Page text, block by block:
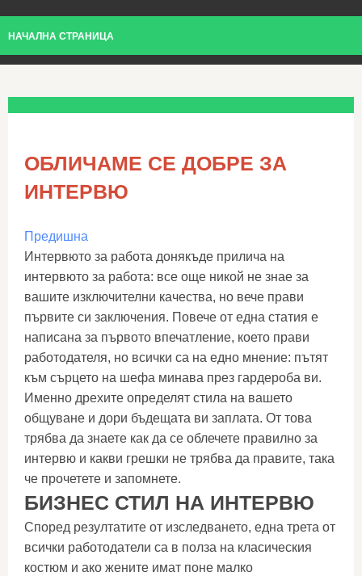
НАЧАЛНА СТРАНИЦА
ОБЛИЧАМЕ СЕ ДОБРЕ ЗА
ИНТЕРВЮ
Предишна
Интервюто за работа донякъде прилича на
интервюто за работа: все още никой не знае за
вашите изключителни качества, но вече прави
първите си заключения. Повече от една статия е
написана за първото впечатление, което прави
работодателя, но всички са на едно мнение: пътят
към сърцето на шефа минава през гардероба ви.
Именно дрехите определят стила на вашето
общуване и дори бъдещата ви заплата. От това
трябва да знаете как да се облечете правилно за
интервю и какви грешки не трябва да правите, така
че прочетете и запомнете.
БИЗНЕС СТИЛ НА ИНТЕРВЮ
Според резултатите от изследването, една трета от
всички работодатели са в полза на класическия
костюм и ако жените имат поне малко